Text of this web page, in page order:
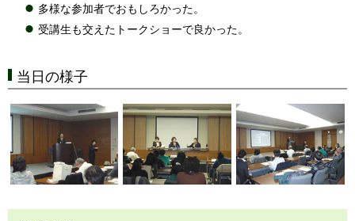
多様な参加者でおもしろかった。
受講生も交えたトークショーで良かった。
当日の様子